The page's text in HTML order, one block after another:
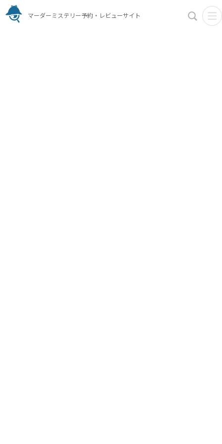
マーダーミステリー予約・レビューサイト